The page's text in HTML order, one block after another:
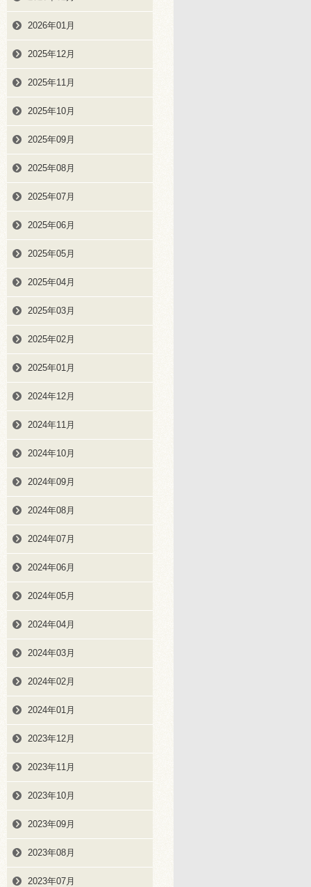
2026年01月
2025年12月
2025年11月
2025年10月
2025年09月
2025年08月
2025年07月
2025年06月
2025年05月
2025年04月
2025年03月
2025年02月
2025年01月
2024年12月
2024年11月
2024年10月
2024年09月
2024年08月
2024年07月
2024年06月
2024年05月
2024年04月
2024年03月
2024年02月
2024年01月
2023年12月
2023年11月
2023年10月
2023年09月
2023年08月
2023年07月